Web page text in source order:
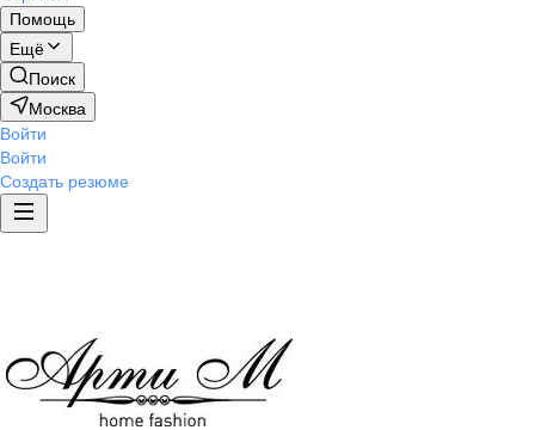
Помощь
Ещё
Поиск
Москва
Войти
Войти
Создать резюме